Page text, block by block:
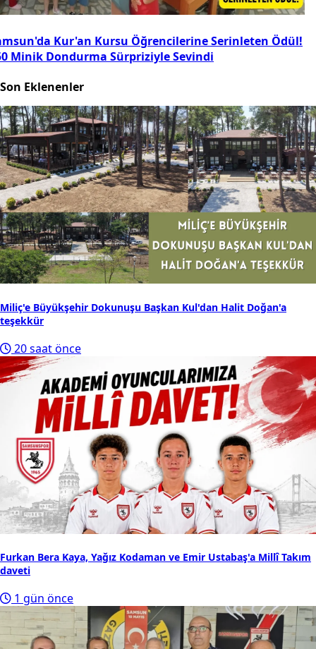
Kur'an Kursu Öğrencilerine Serinleten Ödül!
Minik Dondurma Sürpriziyle Sevindi
Son Eklenenler
Miliç'e Büyükşehir Dokunuşu Başkan Kul'dan Halit Doğan'a
teşekkür
20 saat önce
Furkan Bera Kaya, Yağız Kodaman ve Emir Ustabaş'a Millî Takım
daveti
1 gün önce